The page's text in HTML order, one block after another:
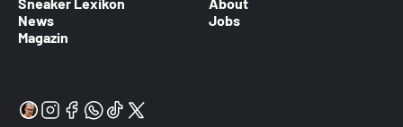
News
Magazin
Jobs